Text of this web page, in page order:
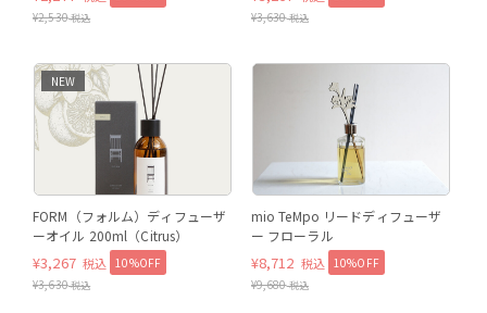
¥2,530税込
¥3,630税込
NEW
FORM（フォルム）ディフューザ
ーオイル 200ml（Citrus）
¥3,267 税込 10%OFF
¥3,630税込
mio TeMpo リードディフューザ
ー フローラル
¥8,712 税込
10%OFF
¥9,680税込